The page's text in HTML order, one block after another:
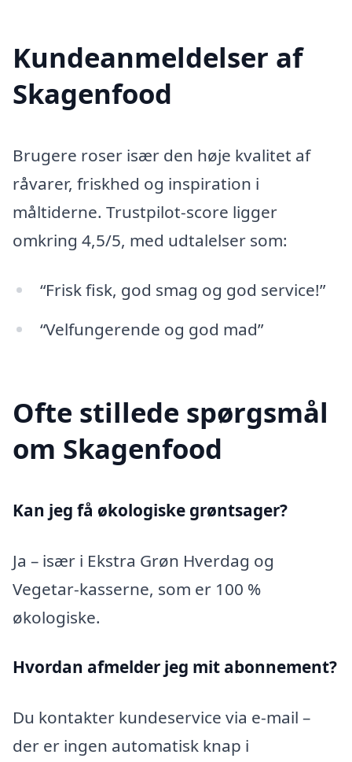
Kundeanmeldelser af
Skagenfood
Brugere roser især den høje kvalitet af
råvarer, friskhed og inspiration i
måltiderne. Trustpilot-score ligger
omkring 4,5/5, med udtalelser som:
“Frisk fisk, god smag og god service!”
“Velfungerende og god mad”
Ofte stillede spørgsmål
om Skagenfood
Kan jeg få økologiske grøntsager?
Ja – især i Ekstra Grøn Hverdag og
Vegetar-kasserne, som er 100 %
økologiske.
Hvordan afmelder jeg mit abonnement?
Du kontakter kundeservice via e-mail –
der er ingen automatisk knap i